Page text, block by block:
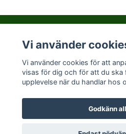
Kontakta PralinHuset
Sociala medier
© 2026
Vi använder
Vi använder cookies för att
visas för dig och för att du ska
upplevelse när du handlar hos
Godkänn